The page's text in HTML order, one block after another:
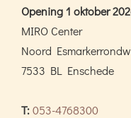
Opening 1 oktober
MIRO Center
Noord
7533 BL Enschede
T:053-4768300